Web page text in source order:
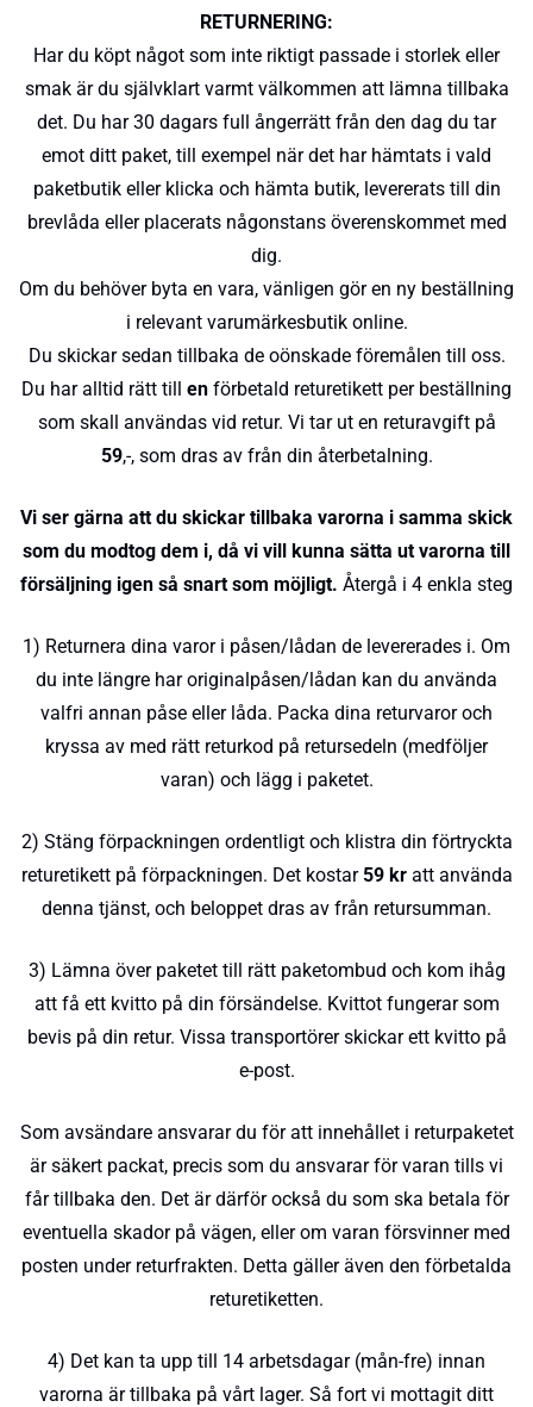
RETURNERING:
Har du köpt något som inte riktigt passade i storlek eller
smak är du självklart varmt välkommen att lämna tillbaka
det. Du har 30 dagars full ångerrätt från den dag du tar
emot ditt paket, till exempel när det har hämtats i vald
paketbutik eller klicka och hämta butik, levererats till din
brevlåda eller placerats någonstans överenskommet med
dig.
Om du behöver byta en vara, vänligen gör en ny beställning
i relevant varumärkesbutik online.
Du skickar sedan tillbaka de oönskade föremålen till oss.
Du har alltid rätt till en förbetald returetikett per beställning
som skall användas vid retur. Vi tar ut en returavgift på
59,-, som dras av från din återbetalning.
Vi ser gärna att du skickar tillbaka varorna i samma skick
som du modtog dem i, då vi vill kunna sätta ut varorna till
försäljning igen så snart som möjligt. Återgå i 4 enkla steg
1) Returnera dina varor i påsen/lådan de levererades i. Om
du inte längre har originalpåsen/lådan kan du använda
valfri annan påse eller låda. Packa dina returvaror och
kryssa av med rätt returkod på retursedeln (medföljer
varan) och lägg i paketet.
2) Stäng förpackningen ordentligt och klistra din förtryckta
returetikett på förpackningen. Det kostar59 kr att använda
denna tjänst, och beloppet dras av från retursumman.
3) Lämna över paketet till rätt paketombud och kom ihåg
att få ett kvitto på din försändelse. Kvittot fungerar som
bevis på din retur. Vissa transportörer skickar ett kvitto på
e-post.
Som avsändare ansvarar du för att innehållet i returpaketet
är säkert packat, precis som du ansvarar för varan tills vi
får tillbaka den. Det är därför också du som ska betala för
eventuella skador på vägen, eller om varan försvinner med
posten under returfrakten. Detta gäller även den förbetalda
returetiketten.
4) Det kan ta upp till 14 arbetsdagar (mån-fre) innan
varorna är tillbaka på vårt lager. Så fort vi mottagit ditt